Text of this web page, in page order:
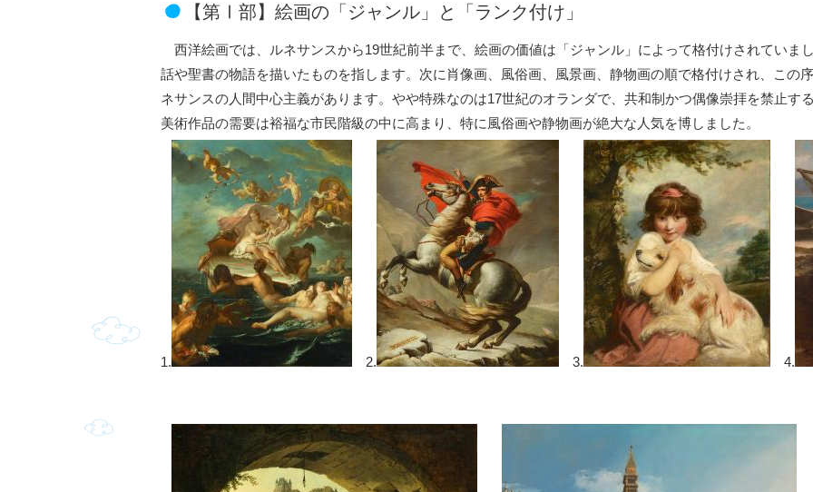
【第Ⅰ部】絵画の「ジャンル」と「ランク付け」
西洋絵画では、ルネサンスから19世紀前半まで、絵画の価値は「ジャンル」によって格付けされていま
話や聖書の物語を描いたものを指します。次に肖像画、風俗画、風景画、静物画の順で格付けされ、この
ネサンスの人間中心主義があります。やや特殊なのは17世紀のオランダで、共和制かつ偶像崇拝を禁止す
美術作品の需要は裕福な市民階級の中に高まり、特に風俗画や静物画が絶大な人気を博しました。
1. 2. 3. 4.